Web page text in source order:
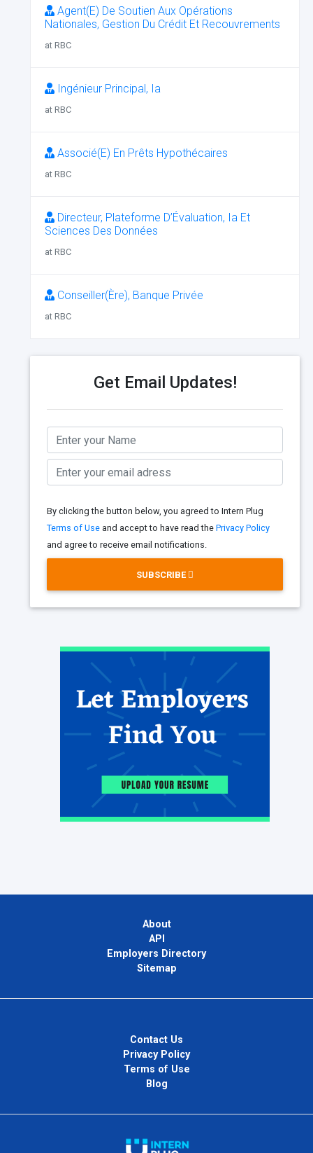
Agent(E) De Soutien Aux Opérations
Nationales, Gestion Du Crédit Et Recouvrements
at RBC
Ingénieur Principal, Ia
at RBC
Associé(E) En Prêts Hypothécaires
at RBC
Directeur, Plateforme D’Évaluation, Ia Et
Sciences Des Données
at RBC
Conseiller(Ère), Banque Privée
at RBC
Get Email Updates!
By clicking the button below, you agreed to Intern Plug
Terms of Use and accept to have read the Privacy Policy
and agree to receive email notifications.
SUBSCRIBE
About
API
Employers Directory
Sitemap
Contact Us
Privacy Policy
Terms of Use
Blog